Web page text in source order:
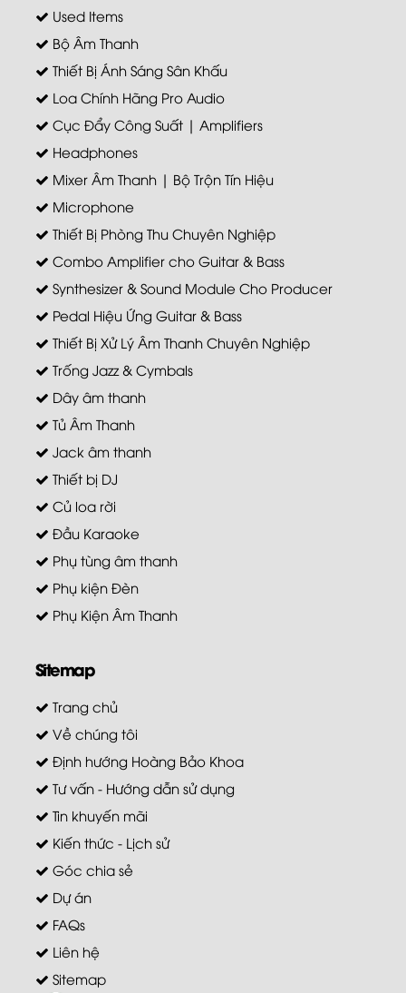
Used Items
Bộ Âm Thanh
Thiết Bị Ánh Sáng Sân Khấu
Loa Chính Hãng Pro Audio
Cục Đẩy Công Suất | Amplifiers
Headphones
Mixer Âm Thanh | Bộ Trộn Tín Hiệu
Microphone
Thiết Bị Phòng Thu Chuyên Nghiệp
Combo Amplifier cho Guitar & Bass
Synthesizer & Sound Module Cho Producer
Pedal Hiệu Ứng Guitar & Bass
Thiết Bị Xử Lý Âm Thanh Chuyên Nghiệp
Trống Jazz & Cymbals
Dây âm thanh
Tủ Âm Thanh
Jack âm thanh
Thiết bị DJ
Củ loa rời
Đầu Karaoke
Phụ tùng âm thanh
Phụ kiện Đèn
Phụ Kiện Âm Thanh
Sitemap
Trang chủ
Về chúng tôi
Định hướng Hoàng Bảo Khoa
Tư vấn - Hướng dẫn sử dụng
Tin khuyến mãi
Kiến thức - Lịch sử
Góc chia sẻ
Dự án
FAQs
Liên hệ
Sitemap